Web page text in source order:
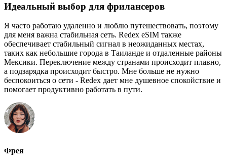
Идеальный выбор для фрилансеров
Я часто работаю удаленно и люблю путешествовать, поэтому
для меня важна стабильная сеть. Redex eSIM также
обеспечивает стабильный сигнал в неожиданных местах,
таких как небольшие города в Таиланде и отдаленные районы
Мексики. Переключение между странами происходит плавно,
а подзарядка происходит быстро. Мне больше не нужно
беспокоиться о сети - Redex дает мне душевное спокойствие и
помогает продуктивно работать в пути.
Фрея